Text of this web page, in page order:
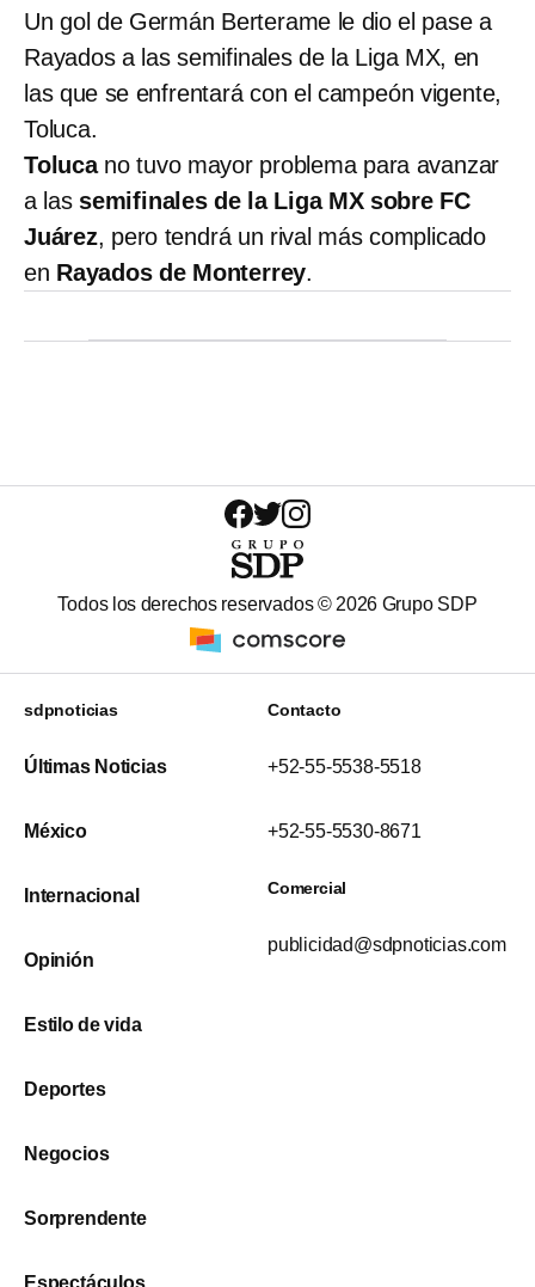
Un gol de Germán Berterame le dio el pase a
Rayados a las semifinales de la Liga MX, en
las que se enfrentará con el campeón vigente,
Toluca.
Toluca no tuvo mayor problema para avanzar
a las semifinales de la Liga MX sobre FC
Juárez, pero tendrá un rival más complicado
en Rayados de Monterrey.
Todos los derechos reservados © 2026 Grupo SDP
sdpnoticias
Últimas Noticias
México
Internacional
Opinión
Estilo de vida
Deportes
Negocios
Sorprendente
Espectáculos
Contacto
+52-55-5538-5518
+52-55-5530-8671
Comercial
publicidad@sdpnoticias.com